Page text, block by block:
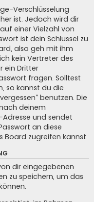
Verschlüsselung
ist. Jedoch wird dir
einer Vielzahl von
ist dein Schlüssel zu
also geh mit ihm
kein Vertreter des
ein Dritter
fragen. Solltest
so kannst du die
benutzen. Die
deinem
und sendet
an diese
zugreifen kannst.
dir eingegebenen
zu speichern, um das